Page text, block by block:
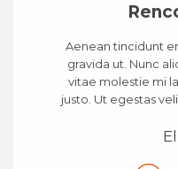
Aenean tincidunt
gravida ut. Nunc
vitae molestie mi
justo. Ut egestas